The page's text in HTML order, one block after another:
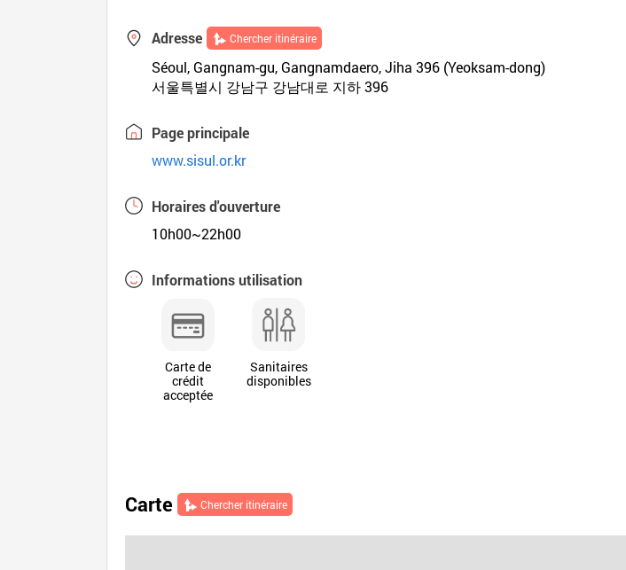
Adresse Chercher itinéraire
Séoul, Gangnam-gu, Gangnamdaero, Jiha 396 (Yeoksam-dong)
서울특별시 강남구 강남대로 지하 396
Page principale
www.sisul.or.kr
Horaires d'ouverture
10h00~22h00
Informations utilisation
Carte de
crédit
acceptée
Sanitaires
disponibles
Carte Chercher itinéraire